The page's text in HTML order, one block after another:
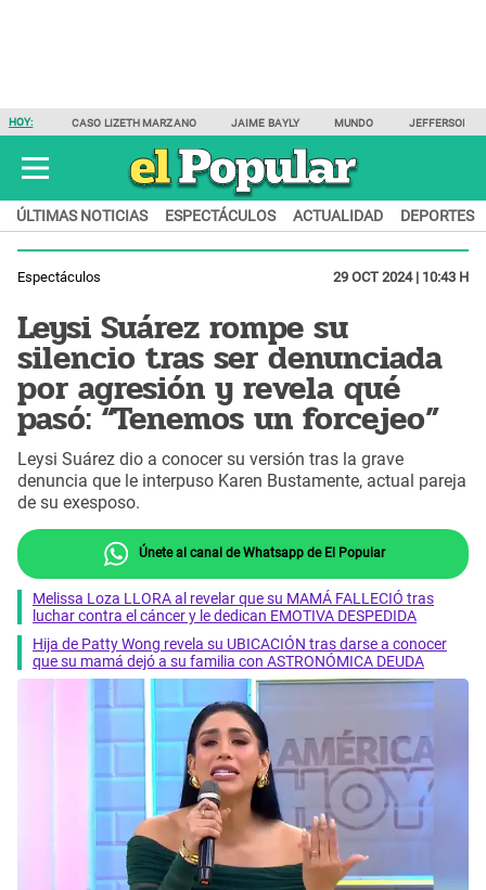
HOY: CASO LIZETH MARZANO JAIME BAYLY MUNDO JEFFERSON
ÚLTIMAS NOTICIAS ESPECTÁCULOS ACTUALIDAD DEPORTES
Espectáculos 29 OCT 2024 | 10:43 H
Leysi Suárez rompe su
silencio tras ser denunciada
por agresión y revela qué
pasó: “Tenemos un forcejeo”
Leysi Suárez dio a conocer su versión tras la grave
denuncia que le interpuso Karen Bustamente, actual pareja
de su exesposo.
Únete al canal de Whatsapp de El Popular
Melissa Loza LLORA al revelar que su MAMÁ FALLECIÓ tras
luchar contra el cáncer y le dedican EMOTIVA DESPEDIDA
Hija de Patty Wong revela su UBICACIÓN tras darse a conocer
que su mamá dejó a su familia con ASTRONÓMICA DEUDA